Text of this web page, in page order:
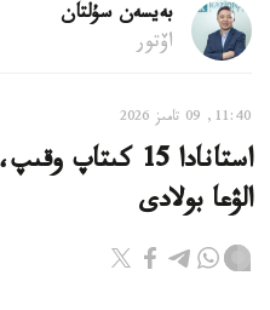
بەيسەن سۇلتان
اۆتور
11:40, 09 تامىز 2026
الۋعا بولادى